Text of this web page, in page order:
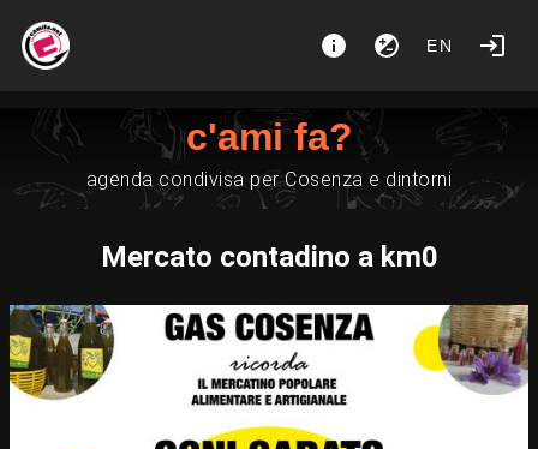
EN
c'ami fa?
agenda condivisa per Cosenza e dintorni
Mercato contadino a km0